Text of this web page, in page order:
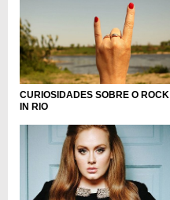
CURIOSIDADES SOBRE O ROCK
IN RIO